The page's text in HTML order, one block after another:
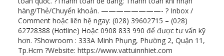
hàng/Thẻ/Chuyển khoản. ————————- ? Inbox /
Comment hoặc liên hệ ngay: (028) 39602715 – (028)
62728388 (Hotline) Hoặc 0908 833 990 để được tư vấn kỹ
hơn. ?Showroom : 333A Minh Phụng, Phường 2, Quận 11,
Tp.Hcm ?Website: https://www.vattuinnhiet.com